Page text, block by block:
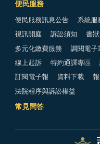
便民服務
便民服務訊息公告 系統服
視訊開庭 訴訟須知 書狀
多元化繳費服務 調閱電子
線上起訴 特約通譯專區
訂閱電子報 資料下載
法院程序與訴訟權益
常見問答